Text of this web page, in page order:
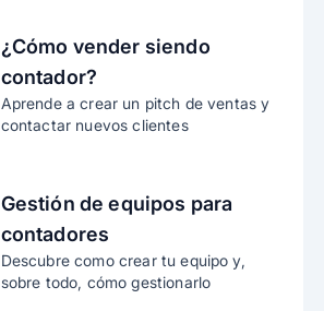
¿Cómo vender siendo
contador?
Aprende a crear un pitch de ventas y
contactar nuevos clientes
Gestión de equipos para
contadores
Descubre como crear tu equipo y,
sobre todo, cómo gestionarlo